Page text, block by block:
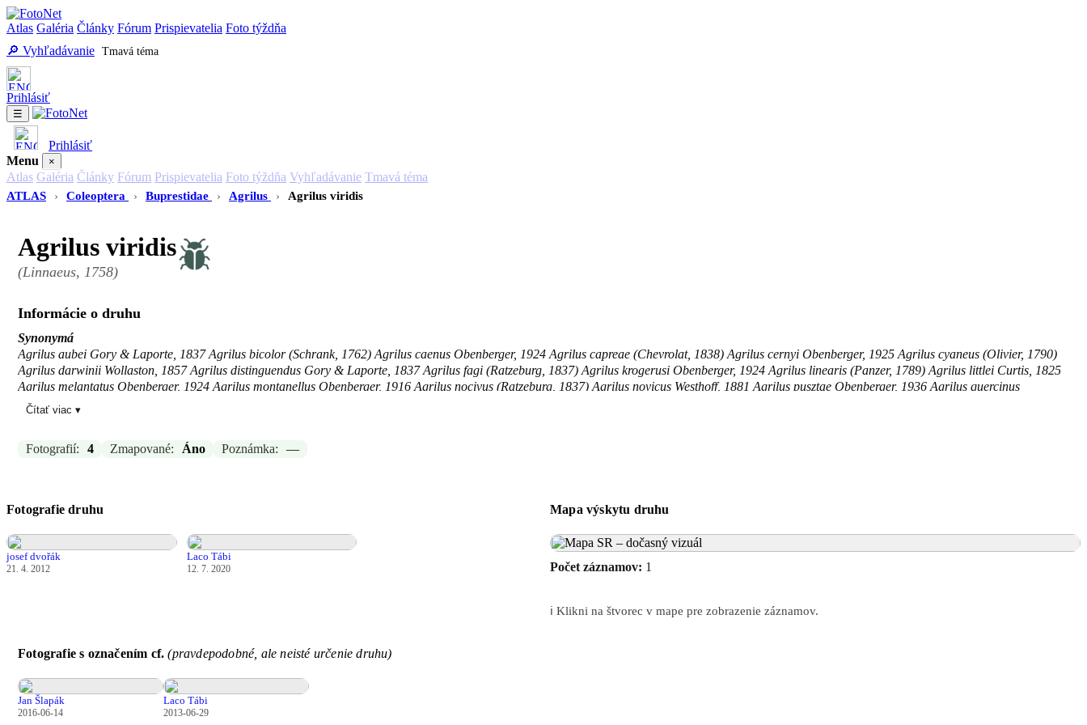
Atlas Galéria Články Fórum Prispievatelia Foto týždňa
🔎 Vyhľadávanie Tmavá téma
Prihlásiť
☰
Prihlásiť
Menu
×
Atlas Galéria Články Fórum Prispievatelia Foto týždňa Vyhľadávanie Tmavá téma
ATLAS
› Coleoptera › Buprestidae › Agrilus › Agrilus viridis
Agrilus viridis
(Linnaeus, 1758)
Informácie o druhu
Synonymá
Agrilus aubei Gory & Laporte, 1837 Agrilus bicolor (Schrank, 1762) Agrilus caenus Obenberger, 1924 Agrilus capreae (Chevrolat, 1838) Agrilus cernyi Obenberger, 1925 Agrilus cyaneus (Olivier, 1790)
Agrilus darwinii Wollaston, 1857 Agrilus distinguendus Gory & Laporte, 1837 Agrilus fagi (Ratzeburg, 1837) Agrilus krogerusi Obenberger, 1924 Agrilus linearis (Panzer, 1789) Agrilus littlei Curtis, 1825
Agrilus melantatus Obenberger, 1924 Agrilus montanellus Obenberger, 1916 Agrilus nocivus (Ratzeburg, 1837) Agrilus novicus Westhoff, 1881 Agrilus pusztae Obenberger, 1936 Agrilus quercinus
Redtenbacher, 1849 Agrilus rosaceus (Scopoli, 1763) Agrilus rudis Abeille de Perrin, 1897 Agrilus serraticornis (Scopoli, 1793) Agrilus vernadskii Obenberger, 1927 Agrilus viridipennis Gory & Laporte,
Čítať viac ▾
Fotografií: 4 Zmapované: Áno Poznámka: —
Fotografie druhu
josef dvořák
21. 4. 2012
Laco Tábi
12. 7. 2020
Mapa výskytu druhu
Počet záznamov: 1
ℹ️ Klikni na štvorec v mape pre zobrazenie záznamov.
Fotografie s označením cf.(pravdepodobné, ale neisté určenie druhu)
Jan Šlapák
2016-06-14
Laco Tábi
2013-06-29